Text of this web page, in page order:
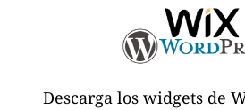
Descarga los widgets de